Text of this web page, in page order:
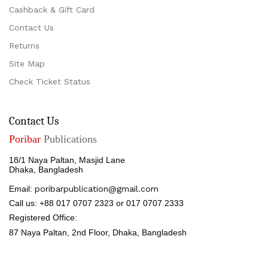
Cashback & Gift Card
Contact Us
Returns
Site Map
Check Ticket Status
Contact Us
Poribar Publications
18/1 Naya Paltan, Masjid Lane
Dhaka, Bangladesh
Email: poribarpublication@gmail.com
Call us: +88 017 0707 2323 or 017 0707 2333
Registered Office:
87 Naya Paltan, 2nd Floor, Dhaka, Bangladesh